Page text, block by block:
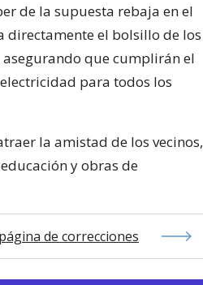
de la supuesta rebaja en el
directamente el bolsillo de los
que cumplirán el
para todos los
la amistad de los vecinos,
y obras de
de correcciones